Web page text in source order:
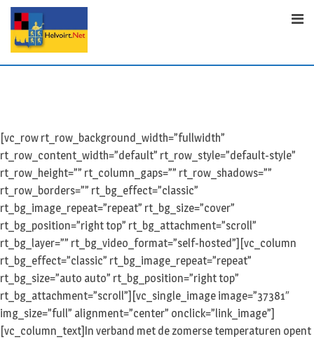
Skip
content
[vc_row rt_row_background_width=”fullwidth”
rt_row_content_width=”default” rt_row_style=”default-style”
rt_row_height=”” rt_column_gaps=”” rt_row_shadows=””
rt_row_borders=”” rt_bg_effect=”classic”
rt_bg_image_repeat=”repeat” rt_bg_size=”cover”
rt_bg_position=”right top” rt_bg_attachment=”scroll”
rt_bg_layer=”” rt_bg_video_format=”self-hosted”][vc_column
rt_bg_effect=”classic” rt_bg_image_repeat=”repeat”
rt_bg_size=”auto auto” rt_bg_position=”right top”
rt_bg_attachment=”scroll”][vc_single_image image=”37381″
img_size=”full” alignment=”center” onclick=”link_image”]
[vc_column_text]In verband met de zomerse temperaturen opent